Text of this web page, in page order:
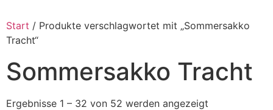
Start / Produkte verschlagwortet mit „Sommersakko
Tracht“
Sommersakko Tracht
Ergebnisse 1 – 32 von 52 werden angezeigt